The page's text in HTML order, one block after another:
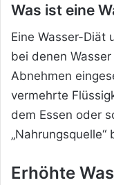
Was ist eine
Eine Wasser-Diät
bei denen
Abnehmen
vermehrte
dem Essen oder
Erhöhte